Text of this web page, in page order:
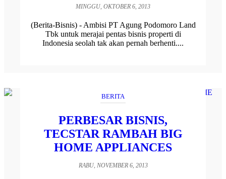
MINGGU, OKTOBER 6, 2013
(Berita-Bisnis) - Ambisi PT Agung Podomoro Land
Tbk untuk merajai pentas bisnis properti di
Indonesia seolah tak akan pernah berhenti....
BERITA
PERBESAR BISNIS,
TECSTAR RAMBAH BIG
HOME APPLIANCES
RABU, NOVEMBER 6, 2013